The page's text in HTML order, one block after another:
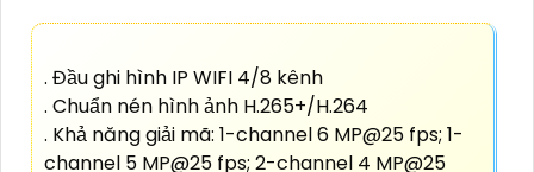
. Đầu ghi hình IP WIFI 4/8 kênh
. Chuẩn nén hình ảnh H.265+/H.264
. Khả năng giải mã: 1-channel 6 MP@25 fps; 1-
channel 5 MP@25 fps; 2-channel 4 MP@25